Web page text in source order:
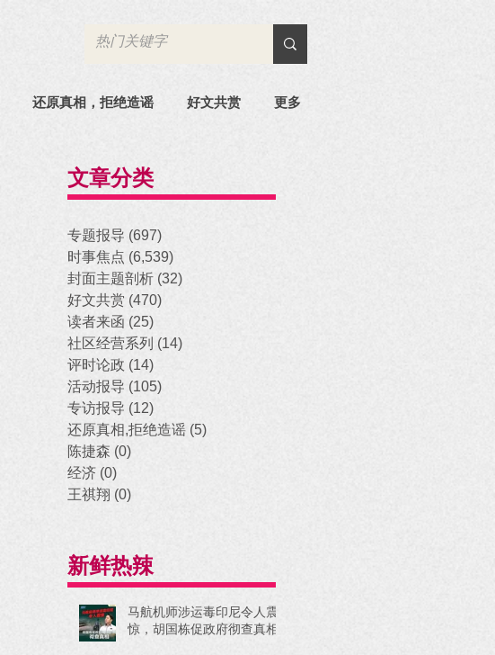
还原真相，拒绝造谣 好文共赏 更多
文章分类
专题报导 (697)
时事焦点 (6,539)
封面主题剖析 (32)
好文共赏 (470)
读者来函 (25)
社区经营系列 (14)
评时论政 (14)
活动报导 (105)
专访报导 (12)
还原真相,拒绝造谣 (5)
陈捷森 (0)
经济 (0)
王祺翔 (0)
新鲜热辣
马航机师涉运毒印尼令人震
惊，胡国栋促政府彻查真相